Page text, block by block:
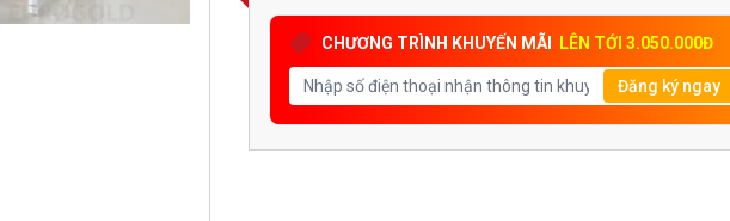
CHƯƠNG TRÌNH KHUYẾN MÃI LÊN TỚI 3.050.000Đ
Đăng ký ngay